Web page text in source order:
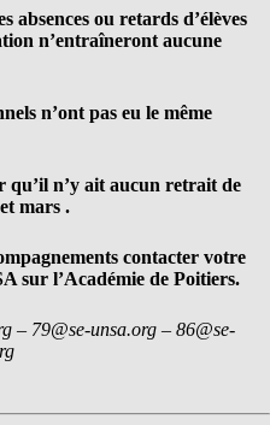
absences ou retards d’élèves
n’entraîneront aucune
n’ont pas eu le même
qu’il n’y ait aucun retrait de
mars .
contacter votre
sur l’Académie de Poitiers.
– 79@se-unsa.org – 86@se-